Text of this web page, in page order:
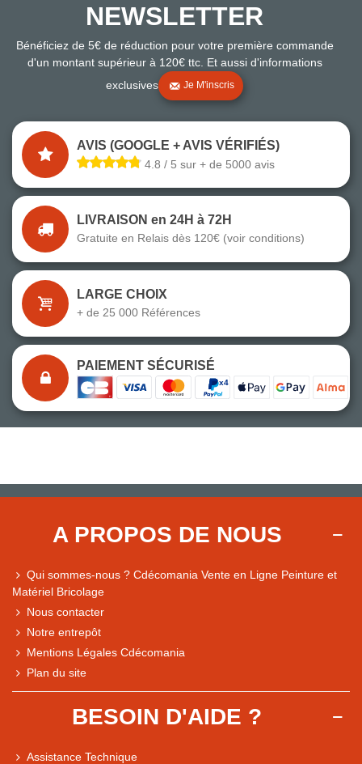
NEWSLETTER
Bénéficiez de 5€ de réduction pour votre première commande
d'un montant supérieur à 120€ ttc. Et aussi d'informations
exclusives
Je M'inscris
AVIS (GOOGLE + AVIS VÉRIFIÉS)
4.8 / 5 sur + de 5000 avis
LIVRAISON en 24H à 72H
Gratuite en Relais dès 120€ (voir conditions)
LARGE CHOIX
+ de 25 000 Références
PAIEMENT SÉCURISÉ
A PROPOS DE NOUS
Qui sommes-nous ? Cdécomania Vente en Ligne Peinture et
Matériel Bricolage
Nous contacter
Notre entrepôt
Mentions Légales Cdécomania
Plan du site
BESOIN D'AIDE ?
Assistance Technique